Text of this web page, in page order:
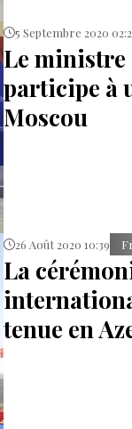
5 Septembre 2020
Le ministre
participe à
Moscou
26 Août 2020 10:39
La
tenue en